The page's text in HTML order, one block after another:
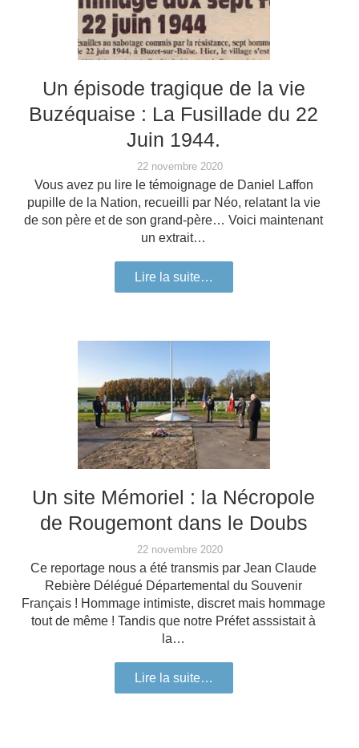
Un épisode tragique de la vie
Buzéquaise : La Fusillade du 22
Juin 1944.
22 novembre 2020
Vous avez pu lire le témoignage de Daniel Laffon
pupille de la Nation, recueilli par Néo, relatant la vie
de son père et de son grand-père… Voici maintenant
un extrait…
Lire la suite…
Un site Mémoriel : la Nécropole
de Rougemont dans le Doubs
22 novembre 2020
Ce reportage nous a été transmis par Jean Claude
Rebière Délégué Départemental du Souvenir
Français ! Hommage intimiste, discret mais hommage
tout de même ! Tandis que notre Préfet asssistait à
la…
Lire la suite…